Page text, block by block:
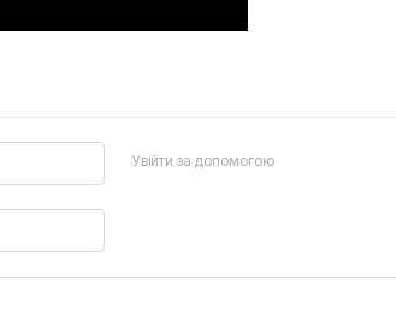
Увійти за допомогою